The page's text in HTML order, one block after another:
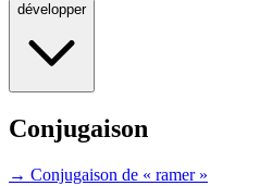
développer
Conjugaison
→ Conjugaison de « ramer »